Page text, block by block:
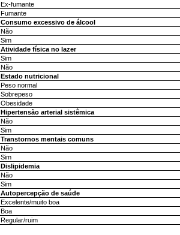
Ex-fumante
Fumante
Consumo excessivo de álcool
Não
Sim
Atividade física no lazer
Sim
Não
Estado nutricional
Peso normal
Sobrepeso
Obesidade
Hipertensão arterial sistêmica
Não
Sim
Transtornos mentais comuns
Não
Sim
Dislipidemia
Não
Sim
Autopercepção de saúde
Excelente/muito boa
Boa
Regular/ruim